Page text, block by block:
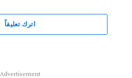
اترك تعليقاً
Advertisement